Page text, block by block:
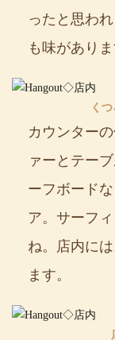
ったと思わ
も味がありま
く
カウンター
ァーとテー
ーフボード
ア。サーフ
ね。店内に
ます。